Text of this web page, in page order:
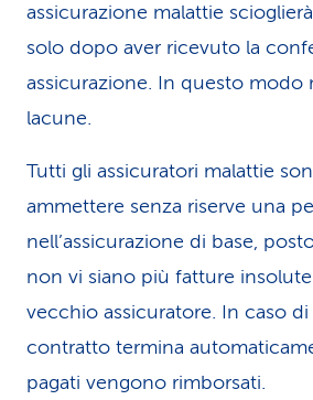
assicurazione malattie
solo dopo aver ricevuto la
assicurazione. In questo modo
lacune.
Tutti gli assicuratori malattie
ammettere senza riserve una
nell’assicurazione di base,
non vi siano più fatture
vecchio assicuratore. In caso di
contratto termina
pagati vengono rimborsati.